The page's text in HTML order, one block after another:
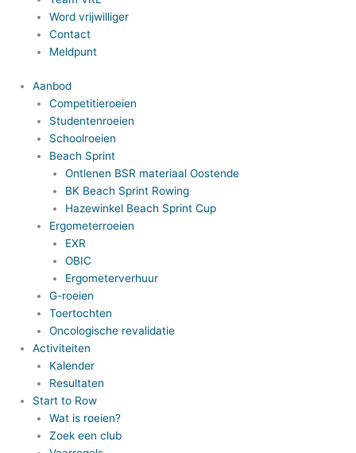
Word vrijwilliger
Contact
Meldpunt
Aanbod
Competitieroeien
Studentenroeien
Schoolroeien
Beach Sprint
Ontlenen BSR materiaal Oostende
BK Beach Sprint Rowing
Hazewinkel Beach Sprint Cup
Ergometerroeien
EXR
OBIC
Ergometerverhuur
G-roeien
Toertochten
Oncologische revalidatie
Activiteiten
Kalender
Resultaten
Start to Row
Wat is roeien?
Zoek een club